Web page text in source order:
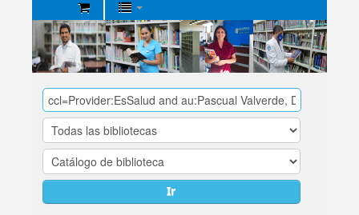
Biblioteca
Central
EsSalud
Ir